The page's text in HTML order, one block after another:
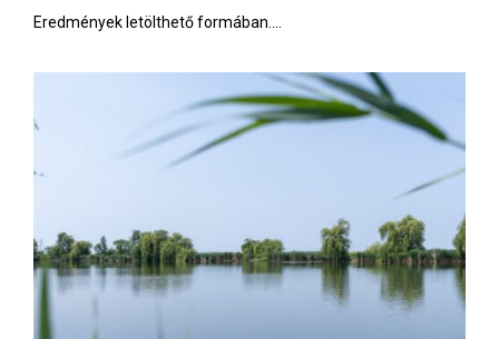
Eredmények letölthető formában....